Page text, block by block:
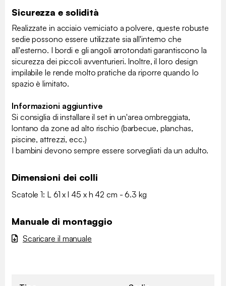
Sicurezza e solidità
Realizzate in acciaio verniciato a polvere, queste robuste
sedie possono essere utilizzate sia all'interno che
all'esterno. I bordi e gli angoli arrotondati garantiscono la
sicurezza dei piccoli avventurieri. Inoltre, il loro design
impilabile le rende molto pratiche da riporre quando lo
spazio è limitato.
Informazioni aggiuntive
Si consiglia di installare il set in un'area ombreggiata,
lontano da zone ad alto rischio (barbecue, planchas,
piscine, attrezzi, ecc.)
I bambini devono sempre essere sorvegliati da un adulto.
Dimensioni dei colli
Scatole 1: L 61 x l 45 x h 42 cm - 6.3 kg
Manuale di montaggio
Scaricare il manuale